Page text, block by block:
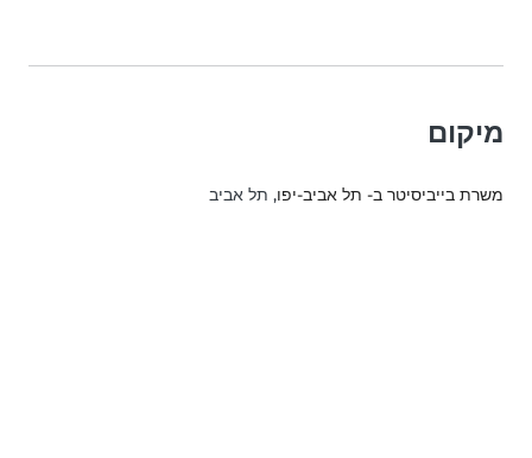
מיקום
משרת בייביסיטר ב- תל אביב-יפו, תל אביב